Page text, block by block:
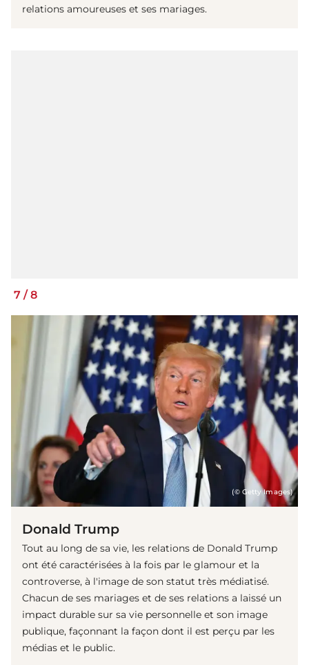
relations amoureuses et ses mariages.
7 / 8
(© Getty Images)
Donald Trump
Tout au long de sa vie, les relations de Donald Trump
ont été caractérisées à la fois par le glamour et la
controverse, à l'image de son statut très médiatisé.
Chacun de ses mariages et de ses relations a laissé un
impact durable sur sa vie personnelle et son image
publique, façonnant la façon dont il est perçu par les
médias et le public.